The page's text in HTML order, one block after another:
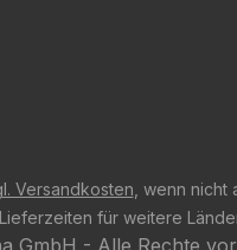
Versandkosten , wenn
für weitere